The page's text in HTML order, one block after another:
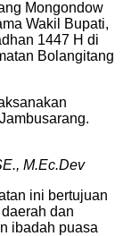
Mongondow
Wakil Bupati,
1447 H di
Bolangitang
M.Ec.Dev
ini bertujuan
dan
ibadah puasa